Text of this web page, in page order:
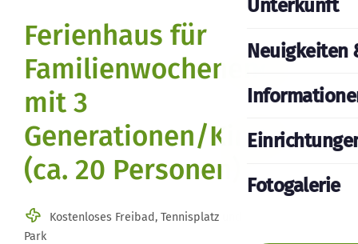
Ferienhaus für
Familienwochenende
mit 3
Generationen/Kinder
(ca. 20 Personen)
Kostenloses Freibad, Tennisplatz und Bocciabahn im
Park
Unterkunft
Neuigkeiten
Fotogalerie